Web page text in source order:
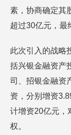
素，协商确定其
超过30亿元，最
此次引入的战略
括兴银金融资产
司、招银金融资
资，分别增资
计增资20亿元，
权。